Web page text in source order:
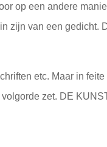
op een andere
zijn van een gedicht.
etc. Maar in
zet. DE